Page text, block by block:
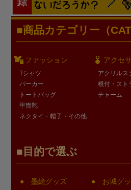
商品カテゴリー（
ファッション
Tシャツ
パーカー
トートバッグ
甲冑鞄
ネクタイ・帽子・その他
アクセ
アクリルス
根付・スト
チャーム
目的で選ぶ
墨絵グッズ お城グ